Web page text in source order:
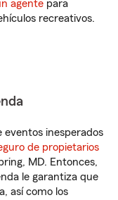
agente para
recreativos.
eventos inesperados
de propietarios
MD. Entonces,
le garantiza que
así como los